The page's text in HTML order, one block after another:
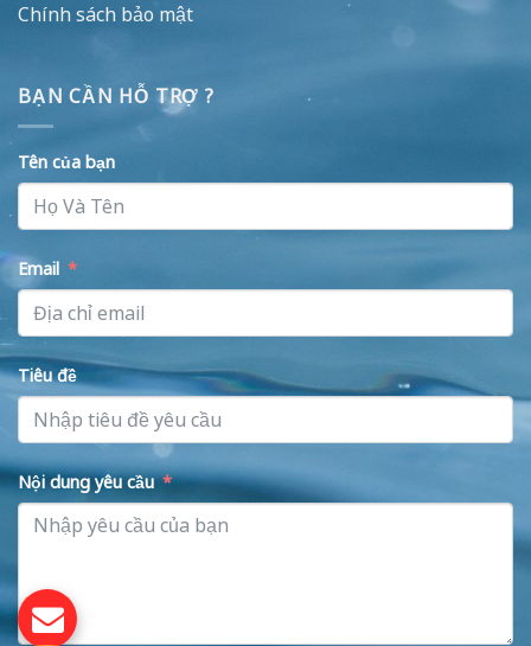
Chính sách bảo mật
BẠN CẦN HỖ TRỢ ?
Tên của bạn
Email
Tiêu đề
Nội dung yêu cầu